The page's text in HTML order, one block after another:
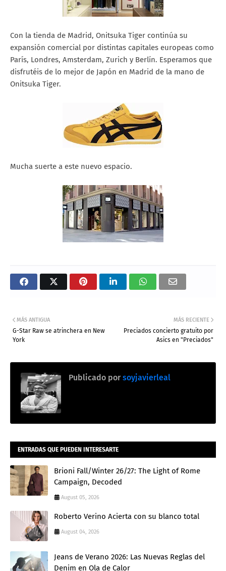
Con la tienda de Madrid, Onitsuka Tiger continúa su
expansión comercial por distintas capitales europeas como
París, Londres, Amsterdam, Zurich y Berlín. Esperamos que
disfrutéis de lo mejor de Japón en Madrid de la mano de
Onitsuka Tiger.
Mucha suerte a este nuevo espacio.
MÁS RECIENTE
Preciados concierto gratuito por
Asics en "Preciados"
MÁS ANTIGUA
G-Star Raw se atrinchera en New
York
Publicado por soyjavierleal
ENTRADAS QUE PUEDEN INTERESARTE
Brioni Fall/Winter 26/27: The Light of Rome
Campaign, Decoded
August 05, 2026
Roberto Verino Acierta con su blanco total
August 04, 2026
Jeans de Verano 2026: Las Nuevas Reglas del
Denim en Ola de Calor